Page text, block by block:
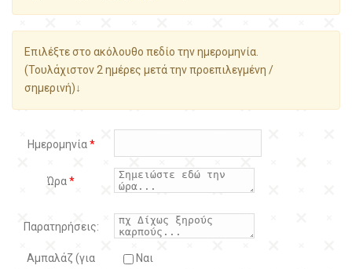
Επιλέξτε στο ακόλουθο πεδίο την ημερομηνία.
(Τουλάχιστον 2 ημέρες μετά την προεπιλεγμένη /
σημερινή)↓
Ημερομηνία*
Ώρα*
Παρατηρήσεις:
Αμπαλάζ (για
Ναι